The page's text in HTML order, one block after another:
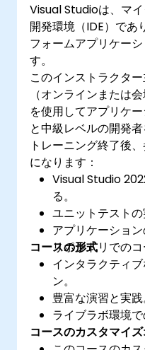
Visual Studioは、マ
開発環境（IDE）であ
フォームアプリケー
す。
このインストラクタ
（オンラインまたは
を使用してアプリケ
と中級レベルの開発者
トレーニング終了後
になります：
Visual Studio
る。
ユニットテストの
アプリケーショ
リポジトリでのコ
コースの形式
インタラクティ
ン。
豊富な演習と実践
ライブラボ環境で
コースのカスタマイ